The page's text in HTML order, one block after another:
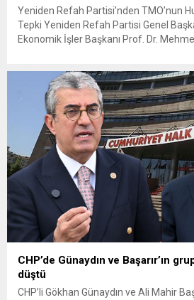
Yeniden Refah Partisi’nden TMO’nun
Tepki Yeniden Refah Partisi Genel
Ekonomik İşler Başkanı Prof. Dr.
fiyatların çiftçinin artan maliyetlerini
olduğunu savunarak fiyatların yeniden
çağrısında...
CHP’de Günaydın ve Başarır’ın
düştü
CHP’li Gökhan Günaydın ve Ali Mahir